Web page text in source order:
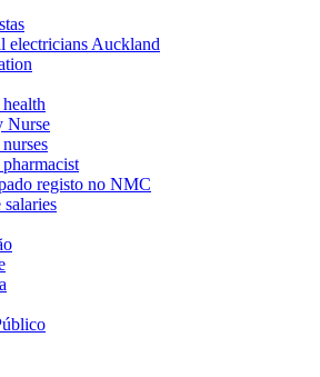
electricians Auckland
Nurse
registo no NMC